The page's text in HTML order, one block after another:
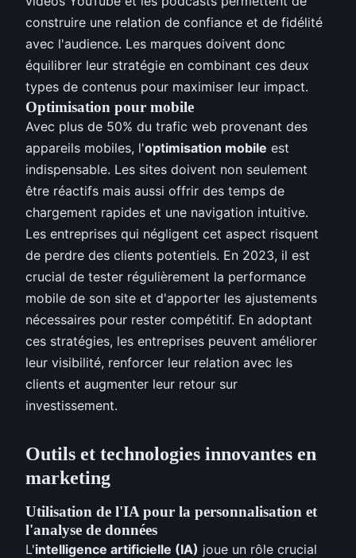
construire une relation de confiance et de fidélité
avec l'audience. Les marques doivent donc
équilibrer leur stratégie en combinant ces deux
types de contenus pour maximiser leur impact.
Optimisation pour mobile
Avec plus de 50% du trafic web provenant des
appareils mobiles, l'optimisation mobile est
indispensable. Les sites doivent non seulement
être réactifs mais aussi offrir des temps de
chargement rapides et une navigation intuitive.
Les entreprises qui négligent cet aspect risquent
de perdre des clients potentiels. En 2023, il est
crucial de tester régulièrement la performance
mobile de son site et d'apporter les ajustements
nécessaires pour rester compétitif. En adoptant
ces stratégies, les entreprises peuvent améliorer
leur visibilité, renforcer leur relation avec les
clients et augmenter leur retour sur
investissement.
Outils et technologies innovantes en
marketing
Utilisation de l'IA pour la personnalisation et
l'analyse de données
L'intelligence artificielle (IA) joue un rôle crucial